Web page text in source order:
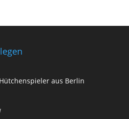
aus Berlin